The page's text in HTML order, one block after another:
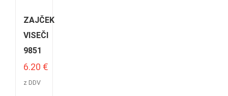
ZAJČEK
VISEČI
9851
6.20 €
z DDV